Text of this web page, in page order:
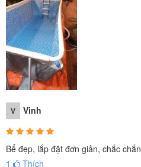
V Vinh
Bể đẹp, lắp đặt đơn giản, chắc chắn
1
Thích